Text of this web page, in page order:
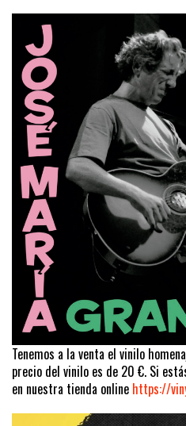
Tenemos a la venta el vinilo
precio del vinilo es de 20 €. Si
en nuestra tienda online https://